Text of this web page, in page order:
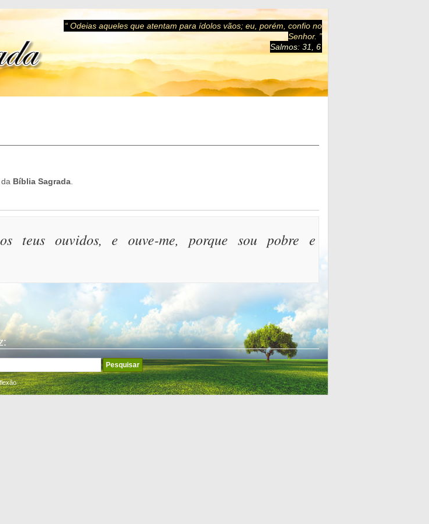
“ Odeias aqueles que atentam para ídolos vãos; eu, porém, confio no
Senhor. ”
Salmos: 31, 6
da Bíblia Sagrada
teus ouvidos, e ouve-me, porque sou pobre e